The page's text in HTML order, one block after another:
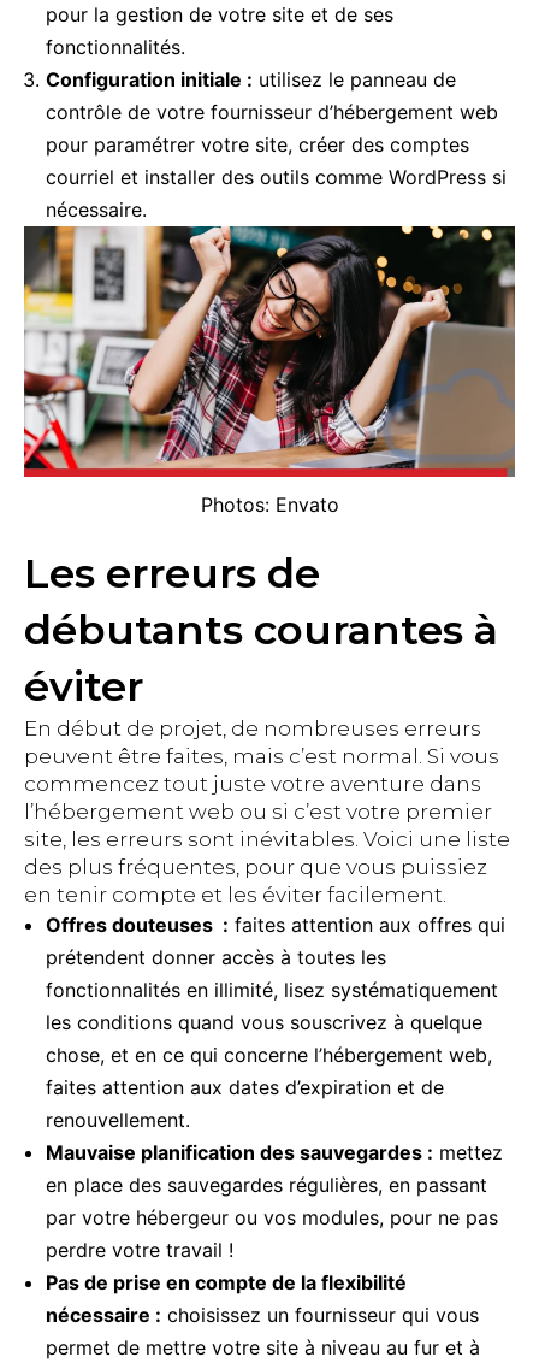
pour la gestion de votre site et de ses
fonctionnalités.
Configuration initiale : utilisez le panneau de
contrôle de votre fournisseur d’hébergement web
pour paramétrer votre site, créer des comptes
courriel et installer des outils comme WordPress si
nécessaire.
Photos: Envato
Les erreurs de
débutants courantes à
éviter
En début de projet, de nombreuses erreurs
peuvent être faites, mais c’est normal. Si vous
commencez tout juste votre aventure dans
l’hébergement web ou si c’est votre premier
site, les erreurs sont inévitables. Voici une liste
des plus fréquentes, pour que vous puissiez
en tenir compte et les éviter facilement.
Offres douteuses : faites attention aux offres qui
prétendent donner accès à toutes les
fonctionnalités en illimité, lisez systématiquement
les conditions quand vous souscrivez à quelque
chose, et en ce qui concerne l’hébergement web,
faites attention aux dates d’expiration et de
renouvellement.
Mauvaise planification des sauvegardes : mettez
en place des sauvegardes régulières, en passant
par votre hébergeur ou vos modules, pour ne pas
perdre votre travail !
Pas de prise en compte de la flexibilité
nécessaire : choisissez un fournisseur qui vous
permet de mettre votre site à niveau au fur et à